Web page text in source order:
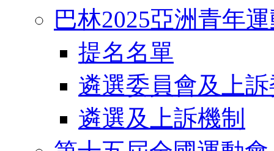
巴林2025亞洲青年
提名名單
遴選委員會及上
遴選及上訴機制